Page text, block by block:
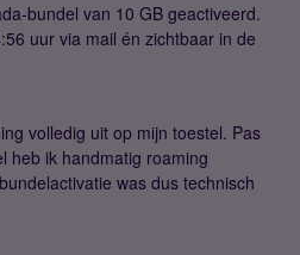
bundel van 10 GB geactiveerd.
uur via mail én zichtbaar in de
volledig uit op mijn toestel. Pas
heb ik handmatig roaming
was dus technisch